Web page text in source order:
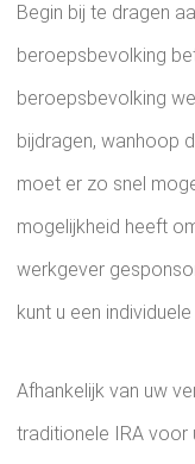
Begin bij te dragen
beroepsbevolking
beroepsbevolking
bijdragen, wanhoop
moet er zo snel
mogelijkheid heeft
werkgever
kunt u een
Afhankelijk van uw
traditionele IRA voor